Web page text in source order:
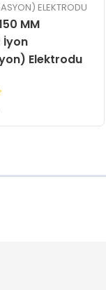
ELEKTRODU
14x200 MM
İyon
Elektrodu